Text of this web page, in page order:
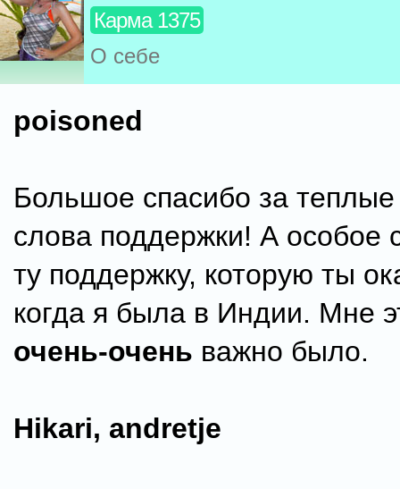
Карма 1375
О себе
poisoned
Большое спасибо за
слова поддержки! А особое
ту поддержку, которую ты
когда я была в Индии. Мне
очень-очень важно было.
Hikari, andretje